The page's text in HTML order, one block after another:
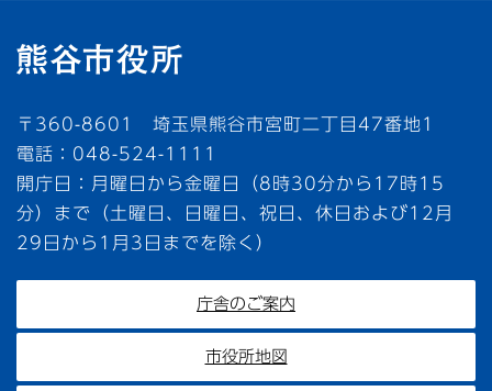
〒360-8601 埼玉県熊谷市宮町二丁目47番地1
電話：048-524-1111
開庁日：月曜日から金曜日（8時30分から17時15
分）まで（土曜日、日曜日、祝日、休日および12月
29日から1月3日までを除く）
庁舎のご案内
市役所地図